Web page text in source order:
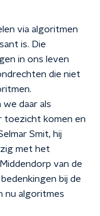
via algoritmen
is. Die
in ons leven
die niet
we daar als
toezicht komen en
Smit, hij
met het
van de
bij de
nu algoritmes